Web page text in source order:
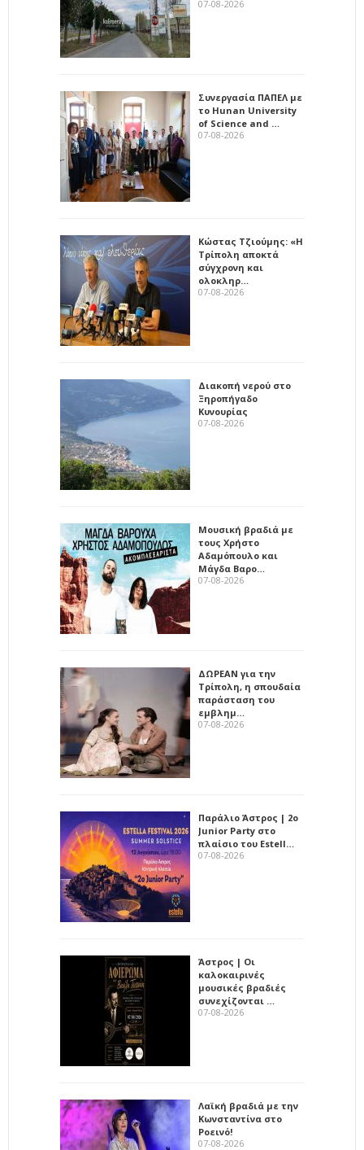
07-08-2026
Συνεργασία ΠΑΠΕΛ με
το Hunan University
of Science and …
07-08-2026
Κώστας Τζιούμης: «Η
Τρίπολη αποκτά
σύγχρονη και
ολοκληρ…
07-08-2026
Διακοπή νερού στο
Ξηροπήγαδο
Κυνουρίας
07-08-2026
Μουσική βραδιά με
τους Χρήστο
Αδαμόπουλο και
Μάγδα Βαρο…
07-08-2026
ΔΩΡΕΑΝ για την
Τρίπολη, η σπουδαία
παράσταση του
εμβλημ…
07-08-2026
Παράλιο Άστρος | 2ο
Junior Party στο
πλαίσιο του Estell…
07-08-2026
Άστρος | Οι
καλοκαιρινές
μουσικές βραδιές
συνεχίζονται …
07-08-2026
Λαϊκή βραδιά με την
Κωνσταντίνα στο
Ροεινό!
07-08-2026